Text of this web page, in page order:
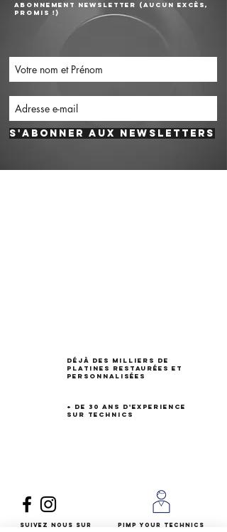
AbonneMENT newsletter (Aucun excès,
promis !)
S'abonner aux newsletters
Déjà des milliers de
platines restaurées et
personnalisées
+ de 30 ans d'experience
sur technics
Suivez nous sur
Pimp Your Technics